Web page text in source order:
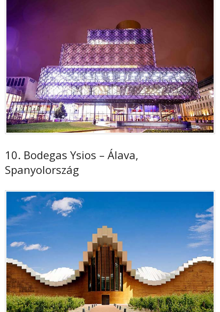
10. Bodegas Ysios – Álava,
Spanyolország